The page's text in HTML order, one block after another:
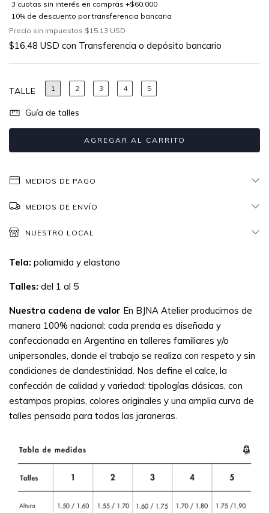
Precio sin impuestos $15.13 USD
$16.48 USD con Transferencia o depósito bancario
TALLE 1 2 3 4 5
Guía de talles
MEDIOS DE PAGO
MEDIOS DE ENVÍO
NUESTRO LOCAL
Tela: poliamida y elastano
Talles: del 1 al 5
Nuestra cadena de valor En BJNA Atelier producimos de
manera 100% nacional: cada prenda es diseñada y
confeccionada en Argentina en talleres familiares y/o
unipersonales, donde el trabajo se realiza con respeto y sin
condiciones de clandestinidad. Nos define el calce, la
confección de calidad y variedad: tipologías clásicas, con
estampas propias, colores originales y una amplia curva de
talles pensada para todas las jaraneras.